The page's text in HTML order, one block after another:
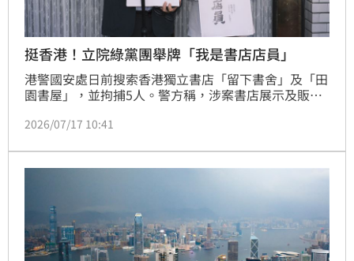
挺香港！立院綠黨團舉牌「我是書店店員」
港警國安處日前搜索香港獨立書店「留下書舍」及「田
園書屋」，並拘捕5人。警方稱，涉案書店展示及販售
放：習近平時代的認同與歸屬》，遭捕店員身穿「我是
長莊瑞雄、書記長范雲今（17）日也舉牌聲援香港的書
店，直言「每個人都應該要是守護思想自由的書店店
2026/07/17 10:41